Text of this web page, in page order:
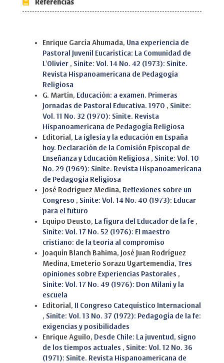
Referencias
Enrique García Ahumada, Una experiencia de
Pastoral Juvenil Eucarística: La Comunidad de
L'Olivier , Sinite: Vol. 14 No. 42 (1973): Sinite.
Revista Hispanoamericana de Pedagogía
Religiosa
G. Martín, Educación: a examen. Primeras
Jornadas de Pastoral Educativa. 1970 , Sinite:
Vol. 11 No. 32 (1970): Sinite. Revista
Hispanoamericana de Pedagogía Religiosa
Editorial,
La iglesia y la educación en España
hoy. Declaración de la Comisión Episcopal de
Enseñanza y Educación Religiosa , Sinite: Vol. 10
No. 29 (1969): Sinite. Revista Hispanoamericana
de Pedagogía Religiosa
José Rodríguez Medina, Reflexiones sobre un
Congreso , Sinite: Vol. 14 No. 40 (1973): Educar
para el futuro
Equipo Deusto,
La figura del Educador de la fe ,
Sinite: Vol. 17 No. 52 (1976): El maestro
cristiano: de la teoría al compromiso
Joaquín Blanch Bahima, José Juan Rodríguez
Medina, Emeterio Sorazu Ugartemendía, Tres
opiniones sobre Experiencias Pastorales ,
Sinite: Vol. 17 No. 49 (1976): Don Milani y la
escuela
Editorial,
II Congreso Catequístico Internacional
, Sinite: Vol. 13 No. 37 (1972): Pedagogía de la fe:
exigencias y posibilidades
Enrique Aguilo, Desde Chile: La juventud, signo
de los tiempos actuales , Sinite: Vol. 12 No. 36
(1971): Sinite. Revista Hispanoamericana de